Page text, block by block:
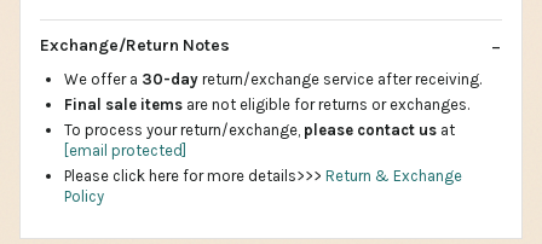
Exchange/Return Notes
We offer a 30-day return/exchange service after receiving.
Final sale items are not eligible for returns or exchanges.
To process your return/exchange, please contact us at
[email protected]
Please click here for more details>>> Return & Exchange
Policy